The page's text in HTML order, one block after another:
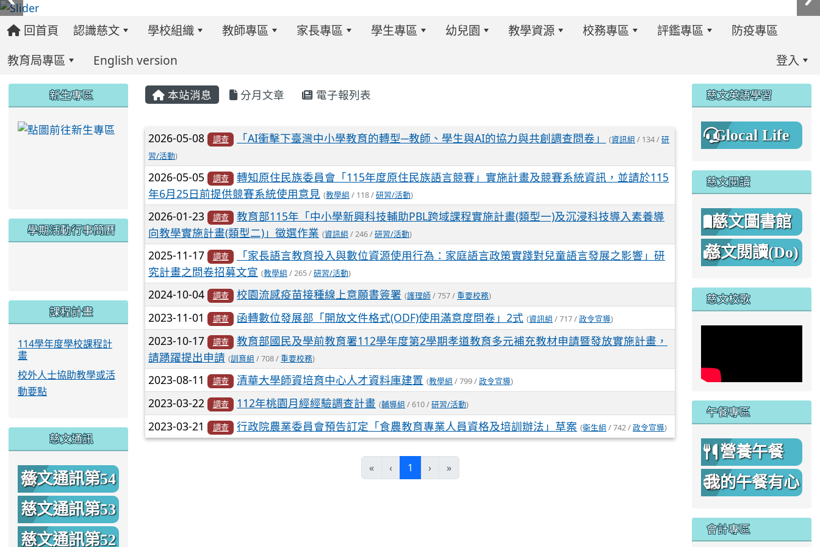
回首頁 認識慈文 學校組織 教師專區 家長專區 學生專區 幼兒園 教學資源 校務專區 評鑑專區
防疫專區
教育局專區
English version 登入
本站消息 分月文章 電子報列表
文章列表
2026-05-08 調查 「AI衝擊下臺灣中小學教育的轉型─教師、學生與AI的協力與共創調查問卷」 資訊組
習/活動
2026-05-05 調查
轉知原住民族委員會「115年度原住民族語言競賽」實施計畫及競賽系統資訊，並請於115
年6月25日前提供競賽系統使用意見
教學組 研習/活動
2026-01-23 調查
教育部115年「中小學新興科技輔助PBL跨域課程實施計畫(類型一)及沉浸科技導入素養導
向教學實施計畫(類型二)」徵選作業
資訊組 研習/活動
2025-11-17 調查
「家長語言教育投入與數位資源使用行為：家庭語言政策實踐對兒童語言發展之影響」研
究計畫之問卷招募文宣
教學組 研習/活動
2024-10-04 調查 校園流感疫苗接種線上意願書簽署 護理師 重要校務
2023-11-01 調查 函轉數位發展部「開放文件格式(ODF)使用滿意度問卷」2式 資訊組 政令宣導
2023-10-17 調查
教育部國民及學前教育署112學年度第2學期孝道教育多元補充教材申請暨發放實施計畫，
請踴躍提出申請 (訓育組 重要校務
2023-08-11 調查 清華大學師資培育中心人才資料庫建置 教學組 政令宣導
2023-03-22 調查 112年桃園月經經驗調查計畫 輔導組 研習/活動
2023-03-21 調查 行政院農業委員會預告訂定「食農教育專業人員資格及培訓辦法」草案 衛生組 政令宣導
1
::: 新生專區
學期活動行事簡曆
link to https://www.twes.tyc.edu.tw/uploads/tad_blocks/image/113-1%E6%B4%BB%E5%8B%95%E8%A1%8C%E4%BA%8B%E7%B0%A1%E6%9B%86.jpg \
link to https://www.twes.tyc.edu.tw/uploads/tad_blocks/image/114-2%E6%B4%BB%E5%8B%95%E8%A1%8C%E4%BA%8B%E7%B0%A1%E6%9B%86A.png
課程計畫
114學年度學校課程計
畫
校外人士協助教學或活
動要點
慈文通訊
慈文通訊第54
期
慈文通訊第53
期
慈文通訊第52
::: 慈文英語學習
Glocal Life
慈文閱讀
慈文圖書館
慈文閱讀(Do)
慈文校歌
午餐專區
營養午餐
我的午餐有心
會計專區